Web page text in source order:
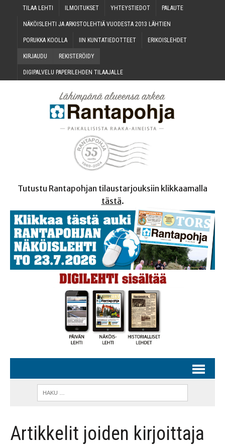
TILAA LEH­TI ILMOI­TUK­SET YHTEYS­TIE­DOT PALAU­TE
NÄKÖIS­LEH­TI JA ARKIS­TO­LEH­TIÄ VUO­DES­TA 2013 LÄHTIEN
PORUK­KA KOOLLA IIN KUN­TA­TIE­DOT­TEET ERI­KOIS­LEH­DET
KIR­JAU­DU REKIS­TE­RÖI­DY
DIGI­PAL­VE­LU PAPE­RI­LEH­DEN TILAAJALLE
Tutustu Rantapohjan tilaustarjouksiin klikkaamalla
tästä.
Artikkelit joiden kirjoittaja